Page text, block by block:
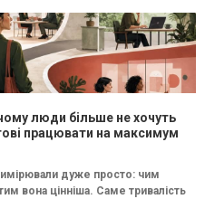
люди більше не хочуть
працювати на максимум
дуже просто: чим
вона цінніша. Саме тривалість